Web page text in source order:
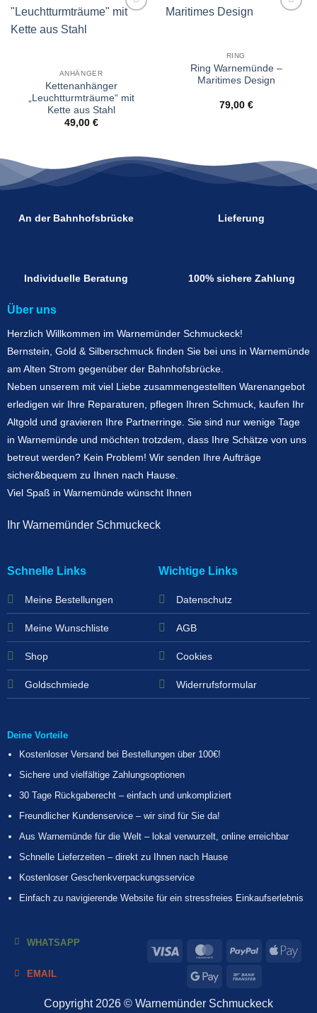
ANHÄNGER
Kettenanhänger
„Leuchtturmträume“ mit
Kette aus Stahl
49,00 €
RING
Ring Warnemünde –
Maritimes Design
79,00 €
An der Bahnhofsbrücke Lieferung
Individuelle Beratung 100% sichere Zahlung
Über uns
Herzlich Willkommen im Warnemünder Schmuckeck!
Bernstein, Gold & Silberschmuck finden Sie bei uns in Warnemünde
am Alten Strom gegenüber der Bahnhofsbrücke.
Neben unserem mit viel Liebe zusammengestellten Warenangebot
erledigen wir Ihre Reparaturen, pflegen Ihren Schmuck, kaufen Ihr
Altgold und gravieren Ihre Partnerringe. Sie sind nur wenige Tage
in Warnemünde und möchten trotzdem, dass Ihre Schätze von uns
betreut werden? Kein Problem! Wir senden Ihre Aufträge
sicher&bequem zu Ihnen nach Hause.
Viel Spaß in Warnemünde wünscht Ihnen
Ihr Warnemünder Schmuckeck
Schnelle Links
Meine Bestellungen
Meine Wunschliste
Shop
Goldschmiede
Wichtige Links
Datenschutz
AGB
Cookies
Widerrufsformular
Deine Vorteile
Kostenloser Versand bei Bestellungen über 100€!
Sichere und vielfältige Zahlungsoptionen
30 Tage Rückgaberecht – einfach und unkompliziert
Freundlicher Kundenservice – wir sind für Sie da!
Aus Warnemünde für die Welt – lokal verwurzelt, online erreichbar
Schnelle Lieferzeiten – direkt zu Ihnen nach Hause
Kostenloser Geschenkverpackungsservice
Einfach zu navigierende Website für ein stressfreies Einkaufserlebnis
WHATSAPP
EMAIL
Copyright 2026 © Warnemünder Schmuckeck
Visa MasterCardPayPal
Google